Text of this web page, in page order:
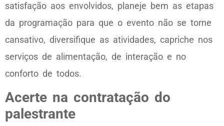
satisfação aos envolvidos, planeje bem as etapas
da programação para que o evento não se torne
cansativo, diversifique as atividades, capriche nos
serviços de alimentação, de interação e no
conforto de todos.
Acerte na contratação do
palestrante